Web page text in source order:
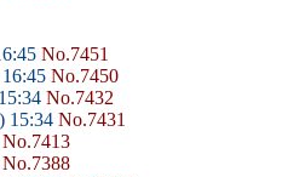
No.7451
No.7450
No.7432
15:34 No.7431
No.7413
No.7388